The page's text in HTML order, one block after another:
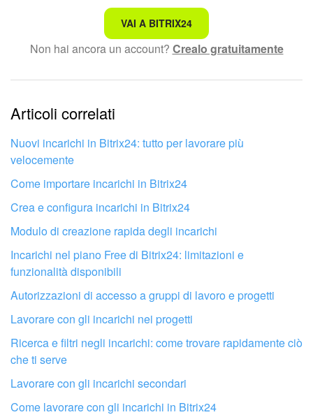
Non è quello che sto cercando.
Testo complesso e incomprensibile
Le informazioni sono obsolete.
Troppo breve, ho bisogno di maggiori informazioni.
Non mi soddisfa come funziona questo strumento
professionista locale
VAI A BITRIX24
Non hai ancora un account? Crealo gratuitamente
Articoli correlati
Nuovi incarichi in Bitrix24: tutto per lavorare più
velocemente
Come importare incarichi in Bitrix24
Crea e configura incarichi in Bitrix24
Modulo di creazione rapida degli incarichi
Incarichi nel piano Free di Bitrix24: limitazioni e
funzionalità disponibili
Autorizzazioni di accesso a gruppi di lavoro e progetti
Lavorare con gli incarichi nei progetti
Ricerca e filtri negli incarichi: come trovare rapidamente ciò
che ti serve
Lavorare con gli incarichi secondari
Come lavorare con gli incarichi in Bitrix24